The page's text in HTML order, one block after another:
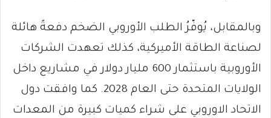
وبالمقابل، يُوفّرُ الطلب الأوروبي الضخم دفعةً هائلة
لصناعة الطاقة الأميركية، كذلك تعهدت الشركات
الأوروبية باستثمار 600 مليار دولار في مشاريع داخل
الولايات المتحدة حتى العام 2028. كما وافقت دول
الاتحاد الاوروبي على شراء كميات كبيرة من المعدات